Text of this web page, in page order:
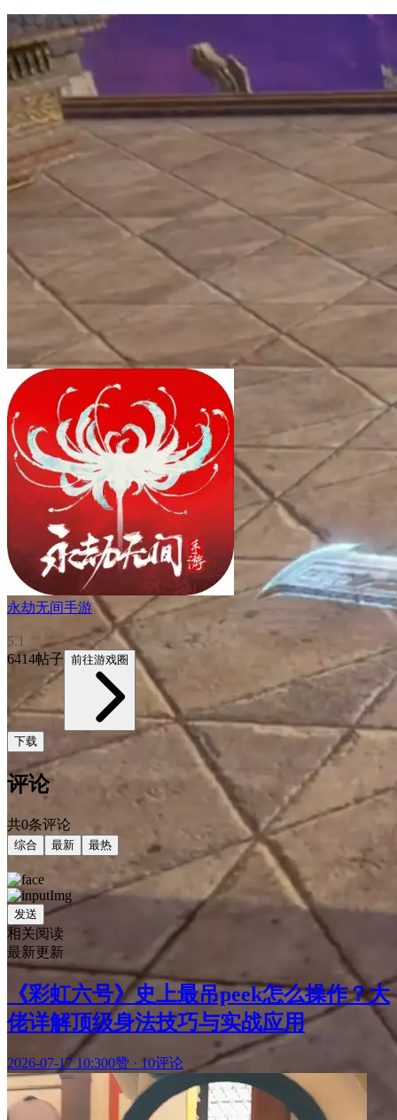
永劫无间手游
5.1
6414帖子 前往游戏圈
下载
评论
共0条评论
综合 最新 最热
发送
相关阅读
最新更新
《彩虹六号》史上最吊peek怎么操作？大
佬详解顶级身法技巧与实战应用
2026-07-17 10:300赞 · 10评论